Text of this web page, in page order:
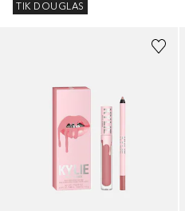
TIK DOUGLAS
+4